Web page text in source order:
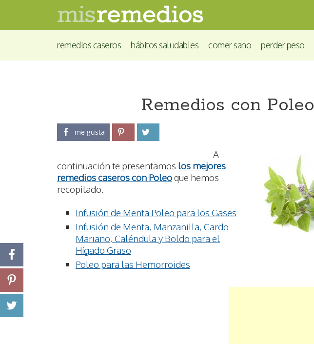
remedios caseros hábitos saludables comer sano perder peso
Remedios con Poleo
me gusta
A
continuación te presentamos los mejores
remedios caseros con Poleoque hemos
recopilado.
Infusión de Menta Poleo para los Gases
Infusión de Menta, Manzanilla, Cardo
Mariano, Caléndula y Boldo para el
Hígado Graso
Poleo para las Hemorroides